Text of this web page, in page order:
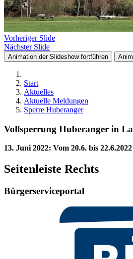
Vorheriger Slide
Nächster Slide
Animation der Slideshow fortführen
Start
Aktuelles
Aktuelle Meldungen
Sperre Huberanger
Vollsperrung Huberanger in
13. Juni 2022: Vom 20.6. bis
Seitenleiste Rechts
Bürgerserviceportal